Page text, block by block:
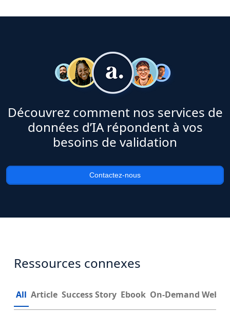
Découvrez comment nos services de
données d’IA répondent à vos
besoins de validation
Contactez-nous
Ressources connexes
All Article Success Story Ebook On-Demand